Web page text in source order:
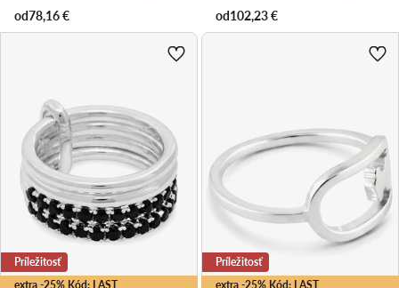
od78,16€
od102,23€
extra -25% Kód: LAST
Príležitosť
extra -25% Kód: LAST
Príležitosť